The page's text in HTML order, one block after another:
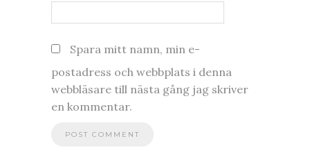
Spara mitt namn, min e-
postadress och webbplats i denna
webbläsare till nästa gång jag skriver
en kommentar.